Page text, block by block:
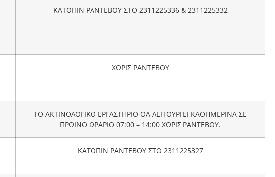
ΚΑΤΟΠΙΝ ΡΑΝΤΕΒΟΥ ΣΤΟ 2311225336 & 2311225332
ΧΩΡΙΣ ΡΑΝΤΕΒΟΥ
ΤΟ ΑΚΤΙΝΟΛΟΓΙΚΟ ΕΡΓΑΣΤΗΡΙΟ ΘΑ ΛΕΙΤΟΥΡΓΕΙ ΚΑΘΗΜΕΡΙΝΑ ΣΕ
ΠΡΩΙΝΟ ΩΡΑΡΙΟ 07:00 – 14:00 ΧΩΡΙΣ ΡΑΝΤΕΒΟΥ.
ΚΑΤΟΠΙΝ ΡΑΝΤΕΒΟΥ ΣΤΟ 2311225327